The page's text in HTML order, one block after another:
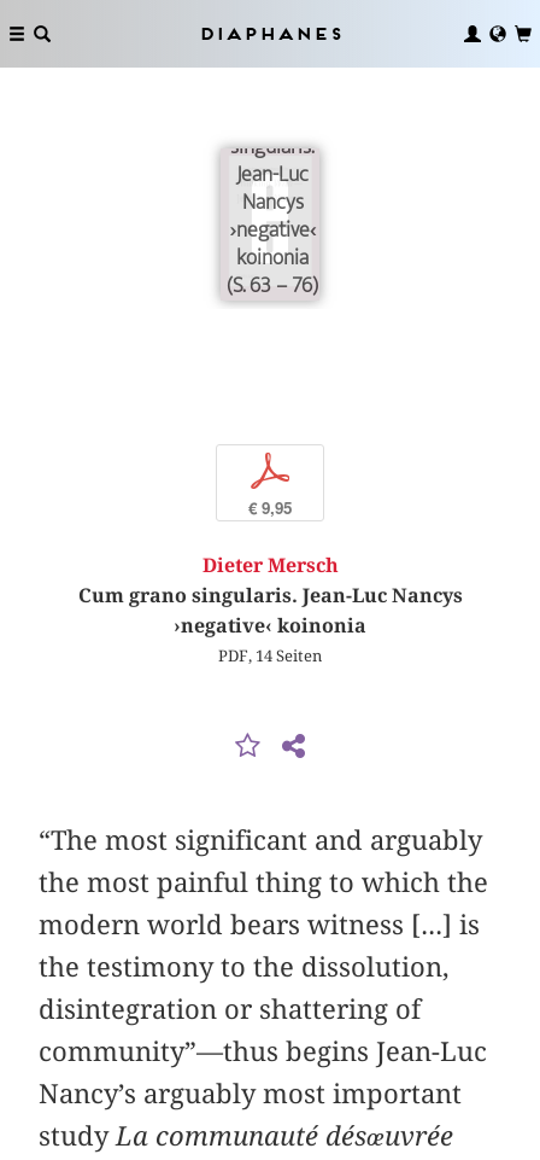
Diaphanes
singularis.
Jean-Luc
Nancys
›negative‹
koinonia
(S. 63 – 76)
p
€ 9,95
Dieter Mersch
Cum grano singularis. Jean-Luc Nancys
›negative‹ koinonia
PDF, 14 Seiten
“The most significant and arguably
the most painful thing to which the
modern world bears witness [...] is
the testimony to the dissolution,
disintegration or shattering of
community”—thus begins Jean-Luc
Nancy’s arguably most important
study La communauté désœuvrée